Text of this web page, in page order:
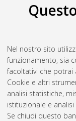
Nel nostro sito
funzionamento, sia
facoltativi che potrai
Cookie e altri
analisi statistiche,
istituzionale e
Se chiudi questo
Il full-text non è